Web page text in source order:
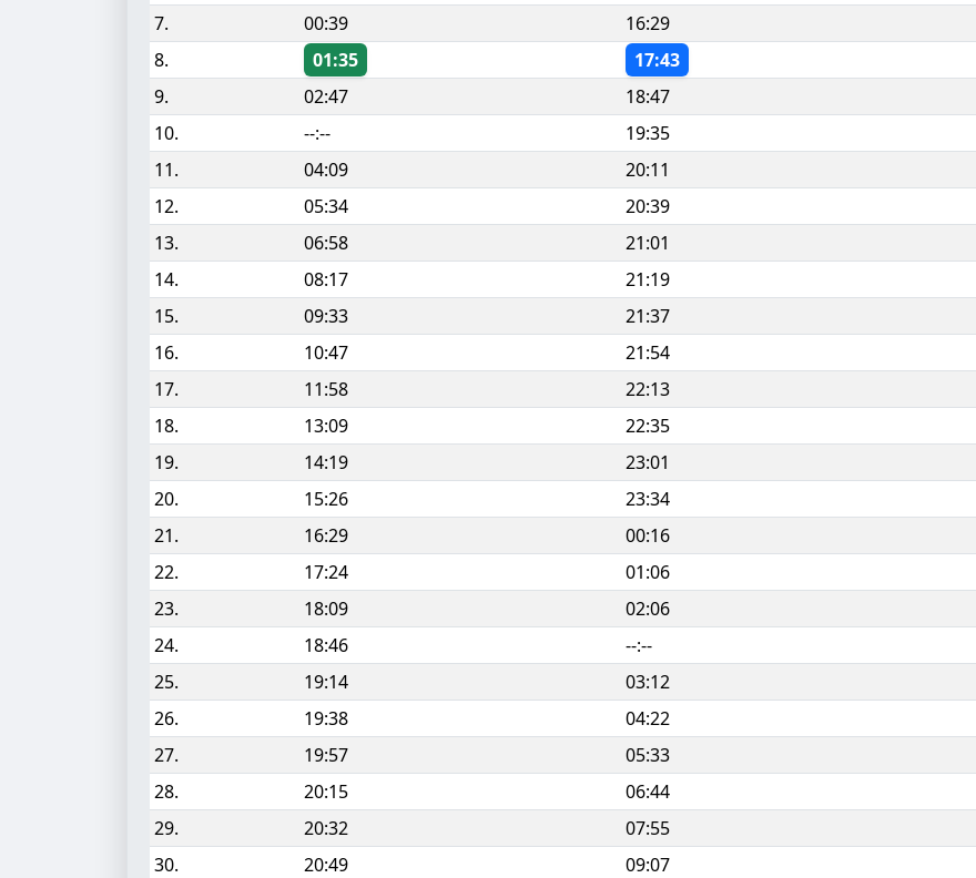
7.
00:39 16:29
8.
01:35 17:43
9.
02:47 18:47
10.
--:-- 19:35
11.
04:09 20:11
12.
05:34 20:39
13.
06:58 21:01
14.
08:17 21:19
15.
09:33 21:37
16.
10:47 21:54
17.
11:58 22:13
18.
13:09 22:35
19.
14:19 23:01
20.
15:26 23:34
21.
16:29 00:16
22.
17:24 01:06
23.
18:09 02:06
24.
18:46 --:--
25.
19:14 03:12
26.
19:38 04:22
27.
19:57 05:33
28.
20:15 06:44
29.
20:32 07:55
30.
20:49 09:07